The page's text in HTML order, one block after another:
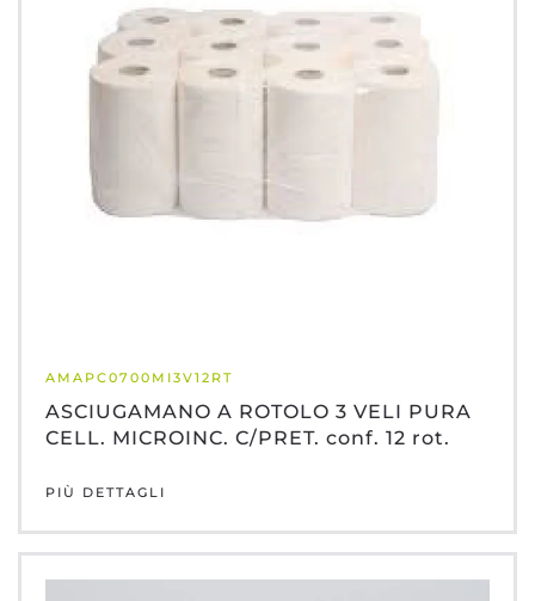
AMAPC0700MI3V12RT
ASCIUGAMANO A ROTOLO 3 VELI PURA
CELL. MICROINC. C/PRET. conf. 12 rot.
PIÙ DETTAGLI